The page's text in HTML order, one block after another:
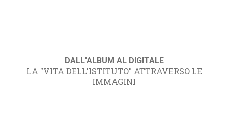
DALL'ALBUM AL DIGITALE
LA "VITA DELL'ISTITUTO" ATTRAVERSO LE
IMMAGINI